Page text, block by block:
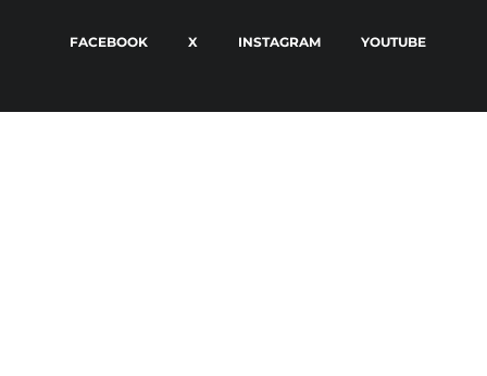
FACEBOOK X INSTAGRAM YOUTUBE